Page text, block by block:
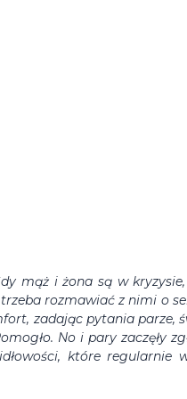
mąż i żona są w
trzeba rozmawiaćz nimi o
zadając pytania parze,
No i pary zaczęły
które regularnie